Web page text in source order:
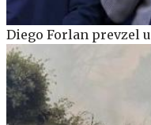
Diego Forlan prevzel